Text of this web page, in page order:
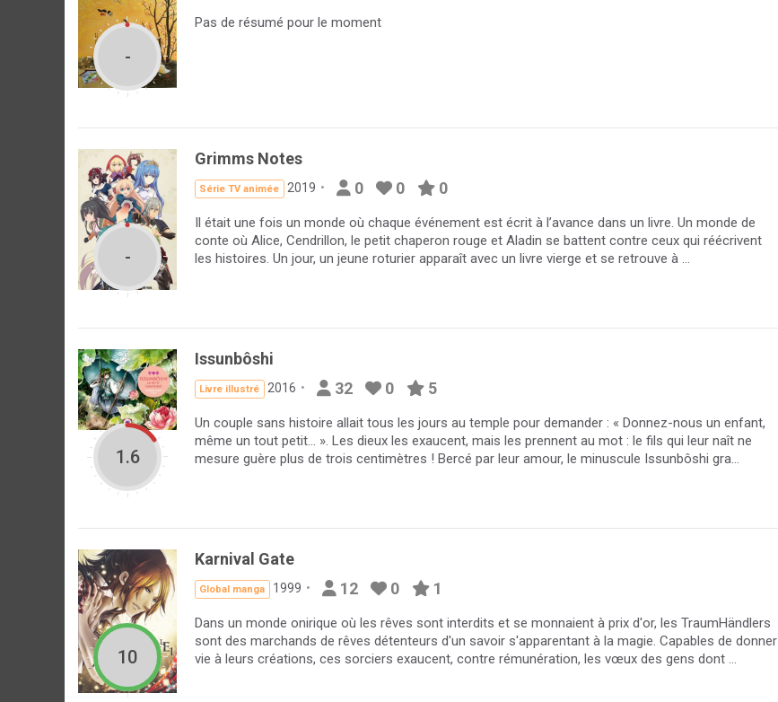
-
Pas de résumé pour le moment
-
Grimms Notes
Série TV animée 2019 0 0 0
Il était une fois un monde où chaque événement est écrit à l’avance dans un livre. Un monde de
conte où Alice, Cendrillon, le petit chaperon rouge et Aladin se battent contre ceux qui réécrivent
les histoires. Un jour, un jeune roturier apparaît avec un livre vierge et se retrouve à ...
1.6
Issunbôshi
Livre illustré 2016 32 0 5
Un couple sans histoire allait tous les jours au temple pour demander : « Donnez-nous un enfant,
même un tout petit... ». Les dieux les exaucent, mais les prennent au mot : le fils qui leur naît ne
mesure guère plus de trois centimètres ! Bercé par leur amour, le minuscule Issunbôshi gra...
10
Karnival Gate
Global manga 1999 12 0 1
Dans un monde onirique où les rêves sont interdits et se monnaient à prix d'or, les TraumHändlers
sont des marchands de rêves détenteurs d'un savoir s'apparentant à la magie. Capables de donner
vie à leurs créations, ces sorciers exaucent, contre rémunération, les vœux des gens dont ...